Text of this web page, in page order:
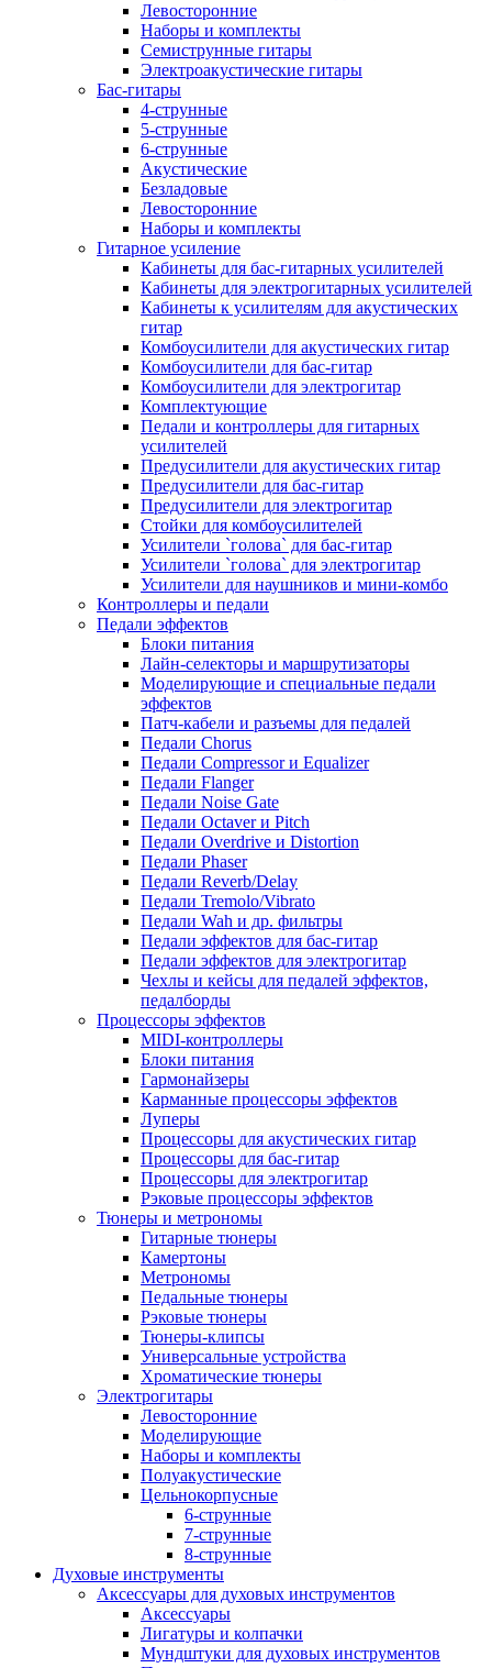
Левосторонние
Наборы и комплекты
Семиструнные гитары
Электроакустические гитары
Бас-гитары
4-струнные
5-струнные
6-струнные
Акустические
Безладовые
Левосторонние
Наборы и комплекты
Гитарное усиление
Кабинеты для бас-гитарных усилителей
Кабинеты для электрогитарных усилителей
Кабинеты к усилителям для акустических
гитар
Комбоусилители для акустических гитар
Комбоусилители для бас-гитар
Комбоусилители для электрогитар
Комплектующие
Педали и контроллеры для гитарных
усилителей
Предусилители для акустических гитар
Предусилители для бас-гитар
Предусилители для электрогитар
Стойки для комбоусилителей
Усилители `голова` для бас-гитар
Усилители `голова` для электрогитар
Усилители для наушников и мини-комбо
Контроллеры и педали
Педали эффектов
Блоки питания
Лайн-селекторы и маршрутизаторы
Моделирующие и специальные педали
эффектов
Патч-кабели и разъемы для педалей
Педали Chorus
Педали Compressor и Equalizer
Педали Flanger
Педали Noise Gate
Педали Octaver и Pitch
Педали Overdrive и Distortion
Педали Phaser
Педали Reverb/Delay
Педали Tremolo/Vibrato
Педали Wah и др. фильтры
Педали эффектов для бас-гитар
Педали эффектов для электрогитар
Чехлы и кейсы для педалей эффектов,
педалборды
Процессоры эффектов
MIDI-контроллеры
Блоки питания
Гармонайзеры
Карманные процессоры эффектов
Луперы
Процессоры для акустических гитар
Процессоры для бас-гитар
Процессоры для электрогитар
Рэковые процессоры эффектов
Тюнеры и метрономы
Гитарные тюнеры
Камертоны
Метрономы
Педальные тюнеры
Рэковые тюнеры
Тюнеры-клипсы
Универсальные устройства
Хроматические тюнеры
Электрогитары
Левосторонние
Моделирующие
Наборы и комплекты
Полуакустические
Цельнокорпусные
6-струнные
7-струнные
8-струнные
Духовые инструменты
Аксессуары для духовых инструментов
Аксессуары
Лигатуры и колпачки
Мундштуки для духовых инструментов